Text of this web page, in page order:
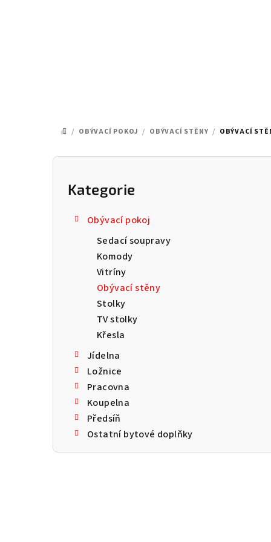
DOMŮ
/ OBÝVACÍ POKOJ / OBÝVACÍ STĚNY / OBÝVACÍ
P
Přeskočit
kategorie
Kategorie
Obývací pokoj
Sedací soupravy
Komody
Vitríny
Obývací stěny
Stolky
TV stolky
Křesla
Jídelna
Ložnice
Pracovna
Koupelna
Předsíň
Ostatní bytové doplňky